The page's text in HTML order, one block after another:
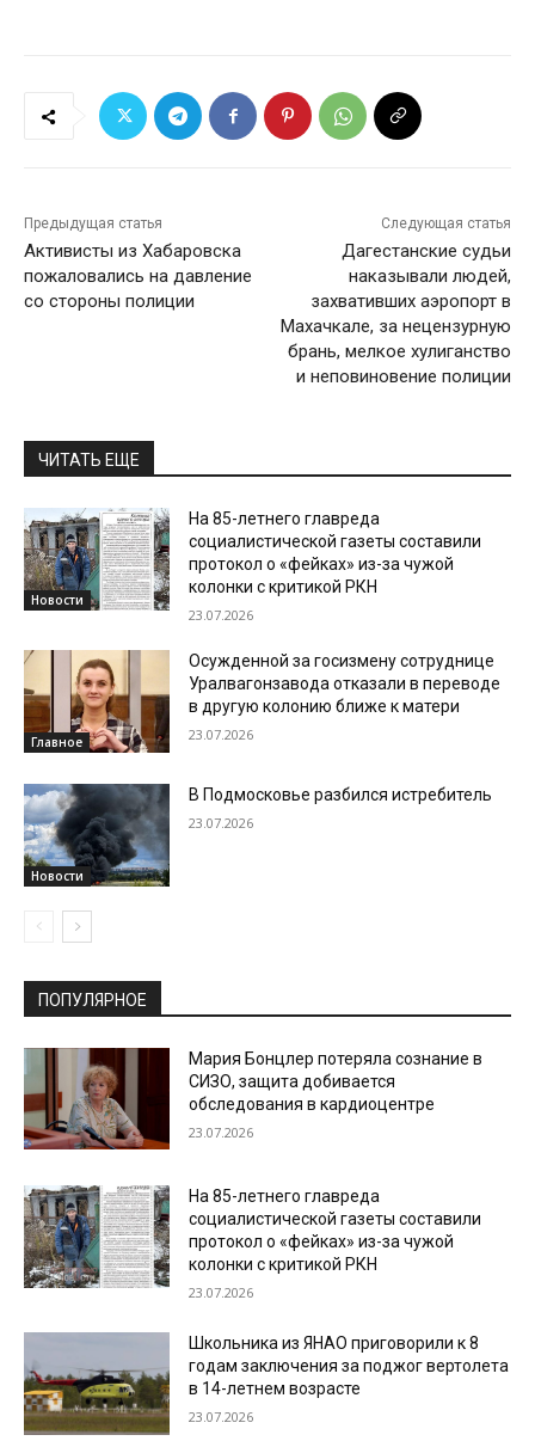
Предыдущая статья
Активисты из Хабаровска
пожаловались на давление
со стороны полиции
Следующая статья
Дагестанские судьи
наказывали людей,
захвативших аэропорт в
Махачкале, за нецензурную
брань, мелкое хулиганство
и неповиновение полиции
ЧИТАТЬ ЕЩЕ
Новости
На 85-летнего главреда
социалистической газеты составили
протокол о «фейках» из-за чужой
колонки с критикой РКН
23.07.2026
Главное
Осужденной за госизмену сотруднице
Уралвагонзавода отказали в переводе
в другую колонию ближе к матери
23.07.2026
Новости
В Подмосковье разбился истребитель
23.07.2026
ПОПУЛЯРНОЕ
Мария Бонцлер потеряла сознание в
СИЗО, защита добивается
обследования в кардиоцентре
23.07.2026
На 85-летнего главреда
социалистической газеты составили
протокол о «фейках» из-за чужой
колонки с критикой РКН
23.07.2026
Школьника из ЯНАО приговорили к 8
годам заключения за поджог вертолета
в 14-летнем возрасте
23.07.2026